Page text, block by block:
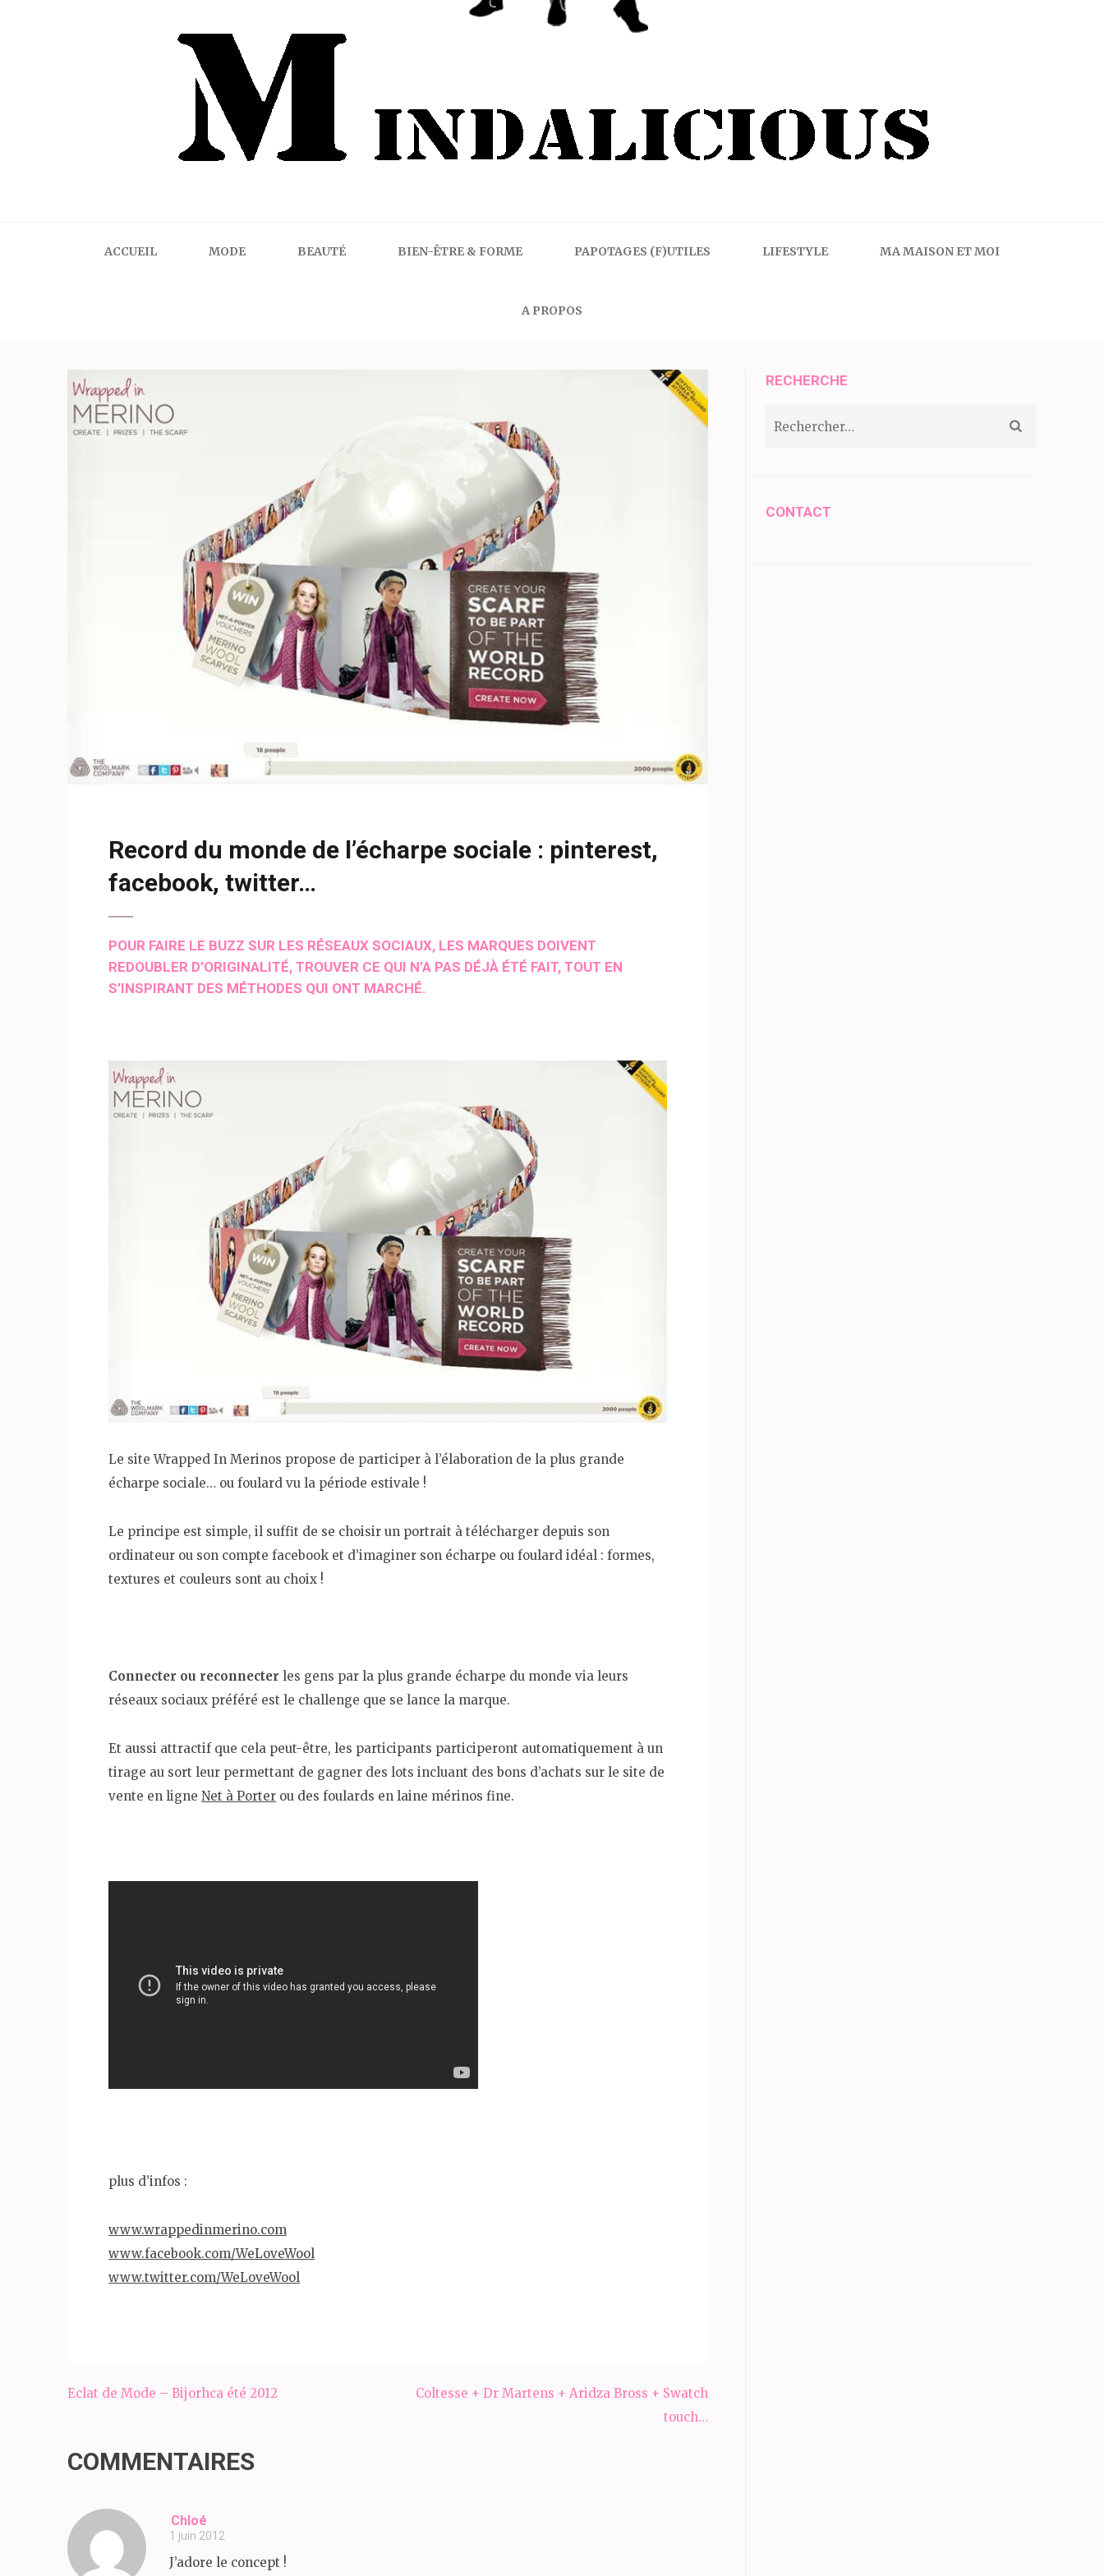
ACCUEIL MODE BEAUTÉ BIEN-ÊTRE & FORME PAPOTAGES (F)UTILES LIFESTYLE MA MAISON ET MOI
A PROPOS
Amanda Accessoires
Record du monde de l’écharpe sociale : pinterest,
facebook, twitter…
POUR FAIRE LE BUZZ SUR LES RÉSEAUX SOCIAUX, LES MARQUES DOIVENT
REDOUBLER D’ORIGINALITÉ, TROUVER CE QUI N’A PAS DÉJÀ ÉTÉ FAIT, TOUT EN
S’INSPIRANT DES MÉTHODES QUI ONT MARCHÉ.
Le site Wrapped In Merinos propose de participer à l’élaboration de la plus grande
écharpe sociale… ou foulard vu la période estivale !
Le principe est simple, il suffit de se choisir un portrait à télécharger depuis son
ordinateur ou son compte facebook et d’imaginer son écharpe ou foulard idéal : formes,
textures et couleurs sont au choix !
Connecter ou reconnecter les gens par la plus grande écharpe du monde via leurs
réseaux sociaux préféré est le challenge que se lance la marque.
Et aussi attractif que cela peut-être, les participants participeront automatiquement à un
tirage au sort leur permettant de gagner des lots incluant des bons d’achats sur le site de
vente en ligne Net à Porter ou des foulards en laine mérinos fine.
plus d’infos :
www.wrappedinmerino.com
www.facebook.com/WeLoveWool
www.twitter.com/WeLoveWool
Navigation
Eclat de Mode – Bijorhca été 2012
Coltesse + Dr Martens + Aridza Bross + Swatch
touch…
COMMENTAIRES
Chloé
1 juin 2012
J’adore le concept !
RECHERCHE
CONTACT